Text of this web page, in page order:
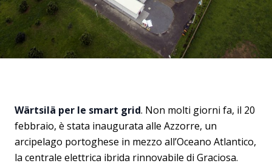
Wärtsilä per le smart grid. Non molti giorni fa, il 20
febbraio, è stata inaugurata alle Azzorre, un
arcipelago portoghese in mezzo all’Oceano Atlantico,
la centrale elettrica ibrida rinnovabile di Graciosa.